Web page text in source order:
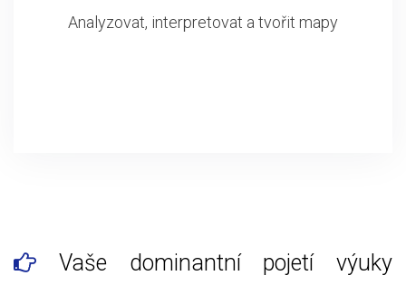
Analyzovat, interpretovat a tvořit mapy
Vaše dominantní pojetí výuky